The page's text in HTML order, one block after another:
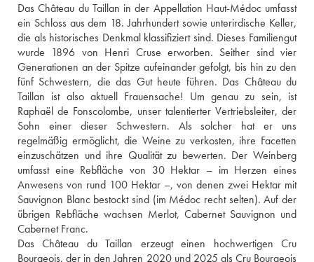
Das Château du Taillan in der Appellation Haut-Médoc umfasst
ein Schloss aus dem 18. Jahrhundert sowie unterirdische Keller,
die als historisches Denkmal klassifiziert sind. Dieses Familiengut
wurde 1896 von Henri Cruse erworben. Seither sind vier
Generationen an der Spitze aufeinander gefolgt, bis hin zu den
fünf Schwestern, die das Gut heute führen. Das Château du
Taillan ist also aktuell Frauensache! Um genau zu sein, ist
Raphaël de Fonscolombe, unser talentierter Vertriebsleiter, der
Sohn einer dieser Schwestern. Als solcher hat er uns
regelmäßig ermöglicht, die Weine zu verkosten, ihre Facetten
einzuschätzen und ihre Qualität zu bewerten. Der Weinberg
umfasst eine Rebfläche von 30 Hektar – im Herzen eines
Anwesens von rund 100 Hektar –, von denen zwei Hektar mit
Sauvignon Blanc bestockt sind (im Médoc recht selten). Auf der
übrigen Rebfläche wachsen Merlot, Cabernet Sauvignon und
Cabernet Franc.
Das Château du Taillan erzeugt einen hochwertigen Cru
Bourgeois, der in den Jahren 2020 und 2025 als Cru Bourgeois